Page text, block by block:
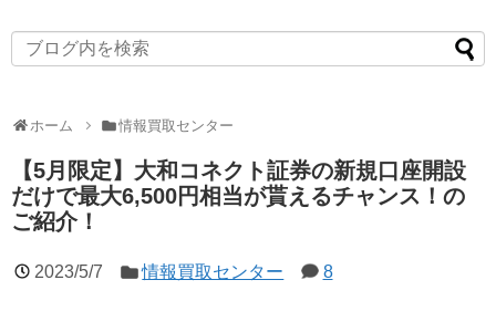
ホーム 情報買取センター
【5月限定】大和コネクト証券の新規口座開設
だけで最大6,500円相当が貰えるチャンス！の
ご紹介！
2023/5/7 情報買取センター 8